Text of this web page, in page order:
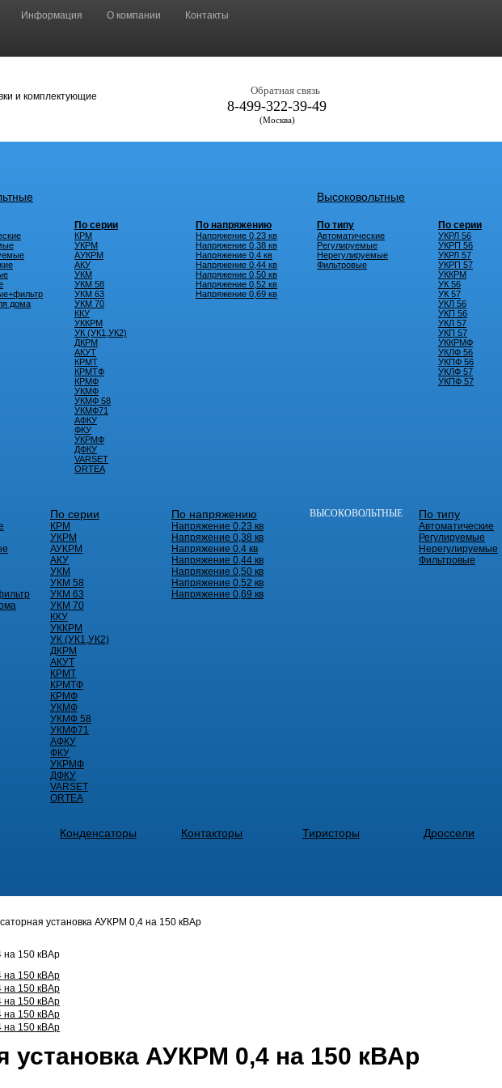
Информация О компании Контакты
Обратная связь
8-499-322-39-49
(Москва)
дома
По серии
КРМ
УКРМ
АУКРМ
АКУ
УКМ
УКМ 58
УКМ 63
УКМ 70
ККУ
УККРМ
УК (УК1,УК2)
ДКРМ
АКУТ
КРМТ
КРМТФ
КРМФ
УКМФ
УКМФ 58
УКМФ71
АФКУ
ФКУ
УКРМФ
ДФКУ
VARSET
ORTEA
По напряжению
Напряжение 0,23 кв
Напряжение 0,38 кв
Напряжение 0,4 кв
Напряжение 0,44 кв
Напряжение 0,50 кв
Напряжение 0,52 кв
Напряжение 0,69 кв
Высоковольтные
По типу
Автоматические
Регулируемые
Нерегулируемые
Фильтровые
По серии
УКРЛ 56
УКРП 56
УКРЛ 57
УКРП 57
УККРМ
УК 56
УК 57
УКЛ 56
УКП 56
УКЛ 57
УКП 57
УККРМФ
УКЛФ 56
УКПФ 56
УКЛФ 57
УКПФ 57
По серии
КРМ
УКРМ
АУКРМ
АКУ
УКМ
УКМ 58
УКМ 63
УКМ 70
ККУ
УККРМ
УК (УК1,УК2)
ДКРМ
АКУТ
КРМТ
КРМТФ
КРМФ
УКМФ
УКМФ 58
УКМФ71
АФКУ
ФКУ
УКРМФ
ДФКУ
VARSET
ORTEA
По напряжению
Напряжение 0,23 кв
Напряжение 0,38 кв
Напряжение 0,4 кв
Напряжение 0,44 кв
Напряжение 0,50 кв
Напряжение 0,52 кв
Напряжение 0,69 кв
ВЫСОКОВОЛЬТНЫЕ По типу
Автоматические
Регулируемые
Нерегулируемые
Фильтровые
Конденсаторы Контакторы Тиристоры Дроссели
установка АУКРМ 0,4 на 150 кВАр
установка АУКРМ 0,4 на 150 кВАр